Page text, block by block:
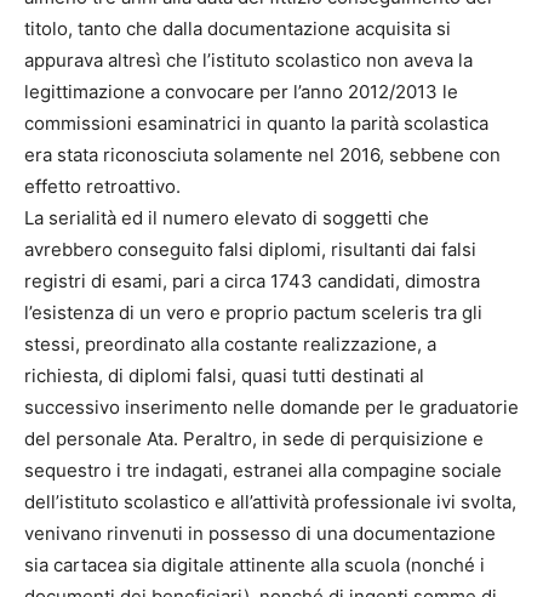
titolo, tanto che dalla documentazione acquisita si
appurava altresì che l’istituto scolastico non aveva la
legittimazione a convocare per l’anno 2012/2013 le
commissioni esaminatrici in quanto la parità scolastica
era stata riconosciuta solamente nel 2016, sebbene con
effetto retroattivo.
La serialità ed il numero elevato di soggetti che
avrebbero conseguito falsi diplomi, risultanti dai falsi
registri di esami, pari a circa 1743 candidati, dimostra
l’esistenza di un vero e proprio pactum sceleris tra gli
stessi, preordinato alla costante realizzazione, a
richiesta, di diplomi falsi, quasi tutti destinati al
successivo inserimento nelle domande per le graduatorie
del personale Ata. Peraltro, in sede di perquisizione e
sequestro i tre indagati, estranei alla compagine sociale
dell’istituto scolastico e all’attività professionale ivi svolta,
venivano rinvenuti in possesso di una documentazione
sia cartacea sia digitale attinente alla scuola (nonché i